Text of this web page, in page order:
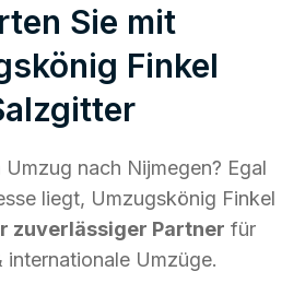
Sie mit
Finkel
Umzug nach Nijmegen? Egal
liegt, Umzugskönig Finkel
zuverlässiger Partner für
internationale Umzüge.